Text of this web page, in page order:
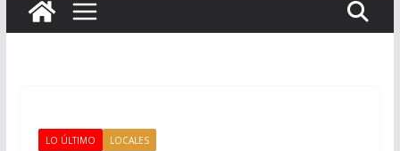
LO ÚLTIMO LOCALES